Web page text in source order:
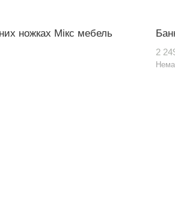
ножках Мікс мебель
2